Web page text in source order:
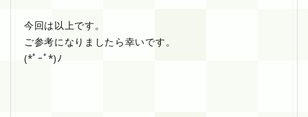
今回は以上です。
ご参考になりましたら幸いです。
(*ﾟｰﾟ*)ﾉ